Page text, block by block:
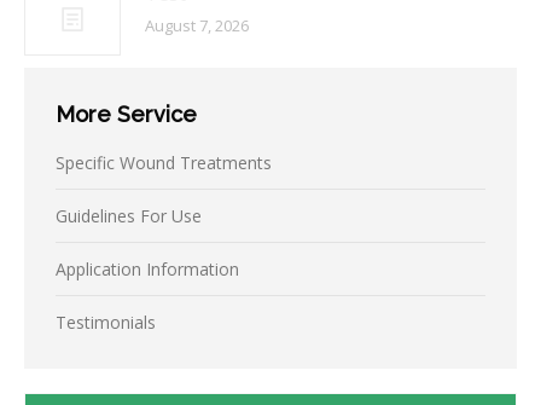
August 7, 2026
More Service
Specific Wound Treatments
Guidelines For Use
Application Information
Testimonials